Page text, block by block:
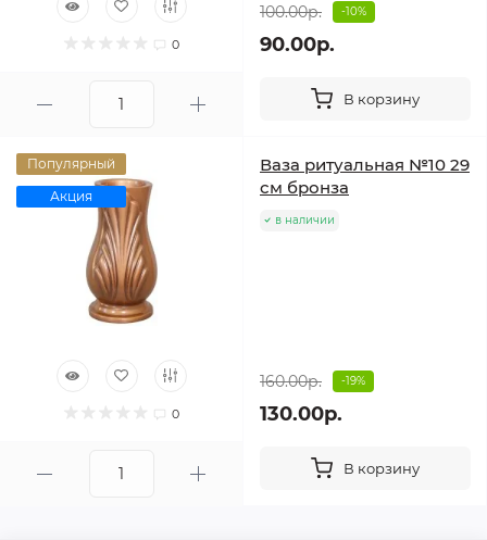
0
100.00р. -10%
90.00р.
В корзину
Популярный
Акция
0
Ваза ритуальная №10 29
см бронза
в наличии
160.00р. -19%
130.00р.
В корзину